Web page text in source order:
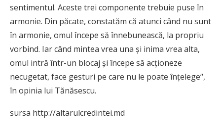
sentimentul. Aceste trei componente trebuie puse în
armonie. Din păcate, constatăm că atunci când nu sunt
în armonie, omul începe să înnebunească, la propriu
vorbind. Iar când mintea vrea una şi inima vrea alta,
omul intră într-un blocaj şi începe să acţioneze
necugetat, face gesturi pe care nu le poate înţelege“,
în opinia lui Tănăsescu.
sursa http://altarulcredintei.md